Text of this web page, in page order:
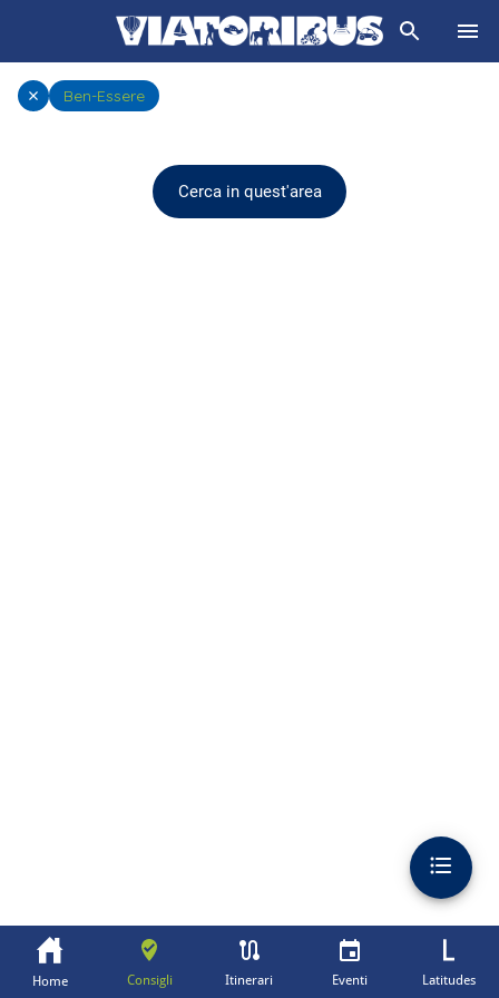
Ben-Essere
Cerca in quest'area
Home Consigli Itinerari Eventi Latitudes